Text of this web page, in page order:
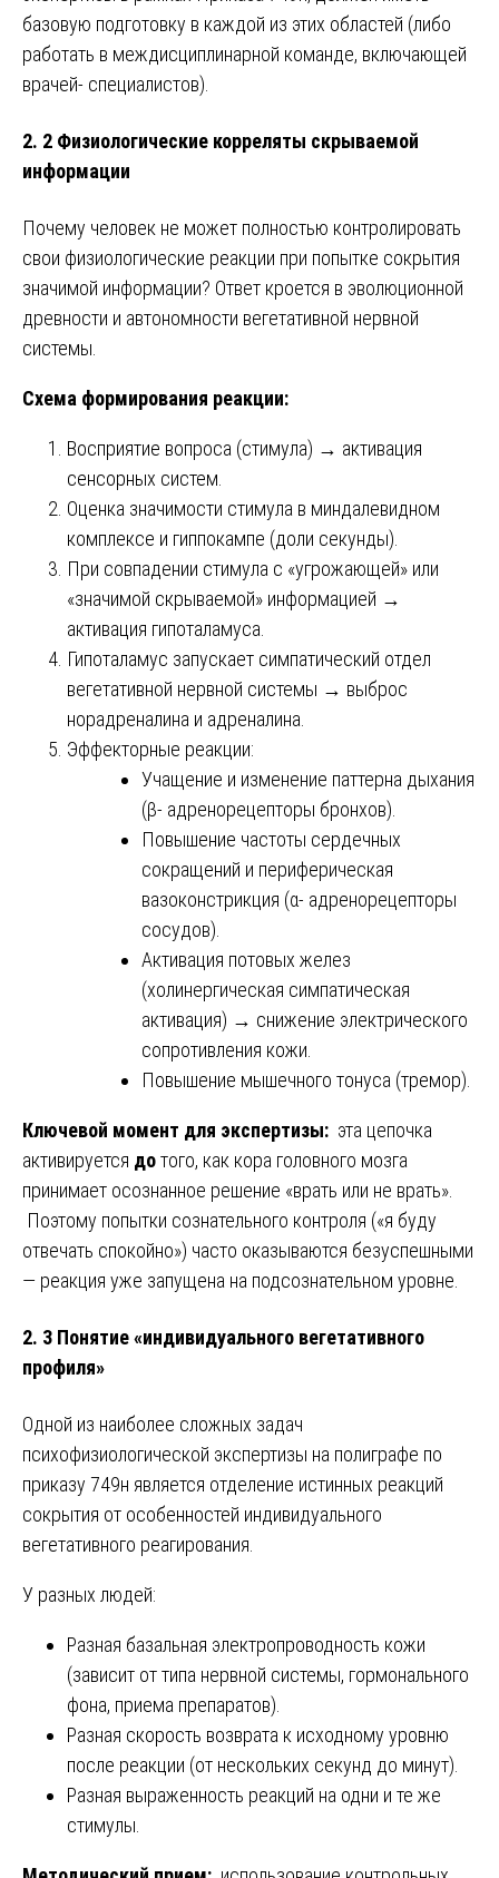
базовую подготовку в каждой из этих областей (либо
работать в междисциплинарной команде, включающей
врачей- специалистов).
2. 2 Физиологические корреляты скрываемой
информации
Почему человек не может полностью контролировать
свои физиологические реакции при попытке сокрытия
значимой информации? Ответ кроется в эволюционной
древности и автономности вегетативной нервной
системы.
Схема формирования реакции:
Восприятие вопроса (стимула) → активация
сенсорных систем.
Оценка значимости стимула в миндалевидном
комплексе и гиппокампе (доли секунды).
При совпадении стимула с «угрожающей» или
«значимой скрываемой» информацией →
активация гипоталамуса.
Гипоталамус запускает симпатический отдел
вегетативной нервной системы → выброс
норадреналина и адреналина.
Эффекторные реакции:
Учащение и изменение паттерна дыхания
(β- адренорецепторы бронхов).
Повышение частоты сердечных
сокращений и периферическая
вазоконстрикция (α- адренорецепторы
сосудов).
Активация потовых желез
(холинергическая симпатическая
активация) → снижение электрического
сопротивления кожи.
Повышение мышечного тонуса (тремор).
Ключевой момент для экспертизы: эта цепочка
активируется дотого, как кора головного мозга
принимает осознанное решение «врать или не врать».
Поэтому попытки сознательного контроля («я буду
отвечать спокойно») часто оказываются безуспешными
— реакция уже запущена на подсознательном уровне.
2. 3 Понятие «индивидуального вегетативного
профиля»
Одной из наиболее сложных задач
психофизиологической экспертизы на полиграфе по
приказу 749н является отделение истинных реакций
сокрытия от особенностей индивидуального
вегетативного реагирования.
У разных людей:
Разная базальная электропроводность кожи
(зависит от типа нервной системы, гормонального
фона, приема препаратов).
Разная скорость возврата к исходному уровню
после реакции (от нескольких секунд до минут).
Разная выраженность реакций на одни и те же
стимулы.